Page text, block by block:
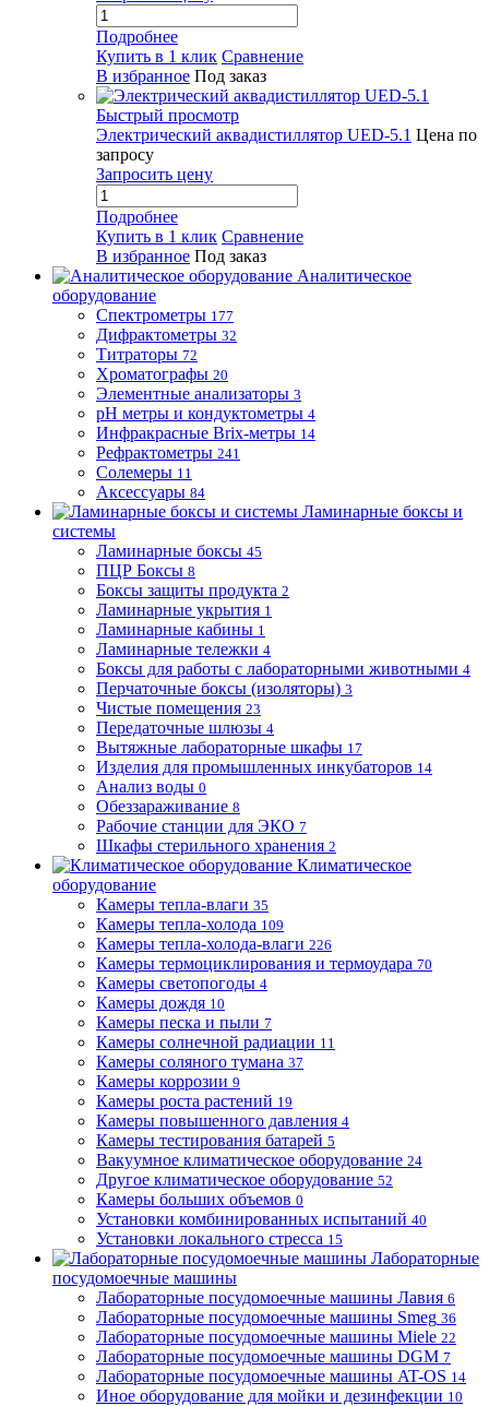
Подробнее
Купить в 1 клик Сравнение
В избранное Под заказ
Быстрый просмотр
Электрический аквадистиллятор UED-5.1 Цена по
запросу
Запросить цену
Подробнее
Купить в 1 клик Сравнение
В избранное Под заказ
Аналитическое
оборудование
Спектрометры 177
Дифрактометры 32
Титраторы 72
Хроматографы 20
Элементные анализаторы 3
pH метры и кондуктометры 4
Инфракрасные Brix-метры 14
Рефрактометры 241
Солемеры 11
Аксессуары 84
Ламинарные боксы и
системы
Ламинарные боксы 45
ПЦР Боксы 8
Боксы защиты продукта 2
Ламинарные укрытия 1
Ламинарные кабины 1
Ламинарные тележки 4
Боксы для работы с лабораторными животными 4
Перчаточные боксы (изоляторы) 3
Чистые помещения 23
Передаточные шлюзы 4
Вытяжные лабораторные шкафы 17
Изделия для промышленных инкубаторов 14
Анализ воды 0
Обеззараживание 8
Рабочие станции для ЭКО 7
Шкафы стерильного хранения 2
Климатическое
оборудование
Камеры тепла-влаги 35
Камеры тепла-холода 109
Камеры тепла-холода-влаги 226
Камеры термоциклирования и термоудара 70
Камеры светопогоды 4
Камеры дождя 10
Камеры песка и пыли 7
Камеры солнечной радиации 11
Камеры соляного тумана 37
Камеры коррозии 9
Камеры роста растений 19
Камеры повышенного давления 4
Камеры тестирования батарей 5
Вакуумное климатическое оборудование 24
Другое климатическое оборудование 52
Камеры больших объемов 0
Установки комбинированных испытаний 40
Установки локального стресса 15
Лабораторные
посудомоечные машины
Лабораторные посудомоечные машины Лавия 6
Лабораторные посудомоечные машины Smeg 36
Лабораторные посудомоечные машины Miele 22
Лабораторные посудомоечные машины DGM 7
Лабораторные посудомоечные машины AT-OS 14
Иное оборудование для мойки и дезинфекции 10